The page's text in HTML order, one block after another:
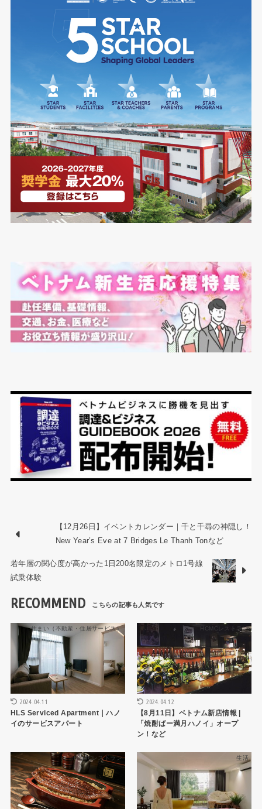
【12月26日】イベントカレンダー｜千と千尋の神隠し！
New Year’s Eve at 7 Bridges Le Thanh Tonなど
若年層の関心度が高かった1日200名限定のメトロ1号線
試乗体験
RECOMMEND
住まい（不動産・住居サービス）
2024.04.11
HLS Serviced Apartment｜ハノ
イのサービスアパート
HCMCレストラン
2024.04.12
【8月11日】ベトナム新店情報 |
「焼酎ばー満月ハノイ」オープ
ン！など
HCMCレストラン 生活